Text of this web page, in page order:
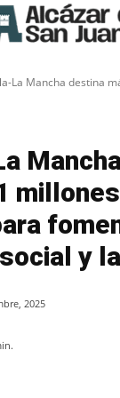
La Mancha destina
y
2025